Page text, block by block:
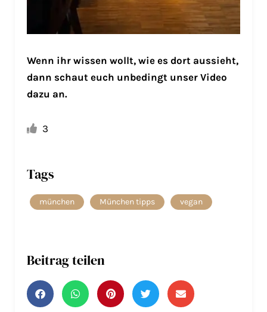
Wenn ihr wissen wollt, wie es dort aussieht,
dann schaut euch unbedingt unser Video
dazu an.
3
Tags
münchen München tipps vegan
Beitrag teilen